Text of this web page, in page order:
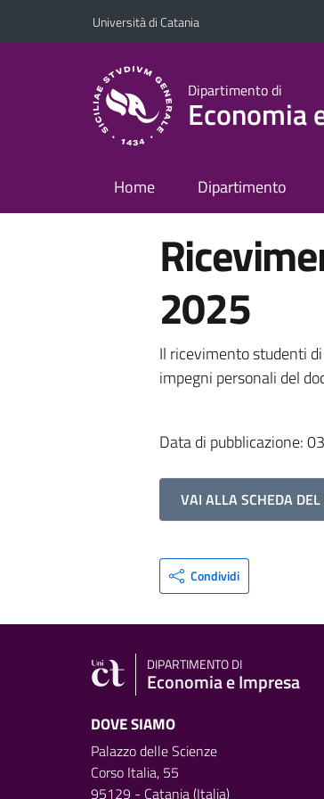
Vai al contenuto principale
Vai al menu di navigazione
Università di Catania
Dipartimento di
Economia
Home Dipartimento
2025
Il ricevimento studenti
impegni personali del
Data di pubblicazione:
VAI ALLA SCHEDA
Condividi
DIPARTIMENTO DI
Economia e Impresa
DOVE SIAMO
Palazzo delle Scienze
Corso Italia, 55
95129 - Catania (Italia)